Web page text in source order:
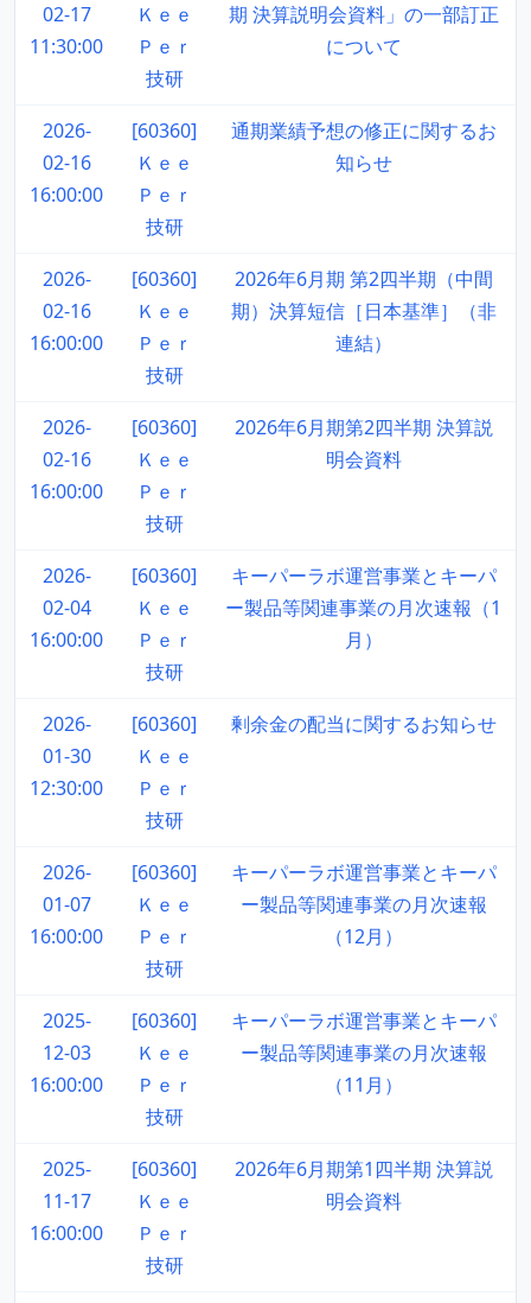
02-17
11:30:00
Ｋｅｅ
Ｐｅｒ
技研
期 決算説明会資料」の一部訂正
について
2026-
02-16
16:00:00
[60360]
Ｋｅｅ
Ｐｅｒ
技研
通期業績予想の修正に関するお
知らせ
2026-
02-16
16:00:00
[60360]
Ｋｅｅ
Ｐｅｒ
技研
2026年6月期 第2四半期（中間
期）決算短信［日本基準］（非
連結）
2026-
02-16
16:00:00
[60360]
Ｋｅｅ
Ｐｅｒ
技研
2026年6月期第2四半期 決算説
明会資料
2026-
02-04
16:00:00
[60360]
Ｋｅｅ
Ｐｅｒ
技研
キーパーラボ運営事業とキーパ
ー製品等関連事業の月次速報（1
月）
2026-
01-30
12:30:00
[60360]
Ｋｅｅ
Ｐｅｒ
技研
剰余金の配当に関するお知らせ
2026-
01-07
16:00:00
[60360]
Ｋｅｅ
Ｐｅｒ
技研
キーパーラボ運営事業とキーパ
ー製品等関連事業の月次速報
（12月）
2025-
12-03
16:00:00
[60360]
Ｋｅｅ
Ｐｅｒ
技研
キーパーラボ運営事業とキーパ
ー製品等関連事業の月次速報
（11月）
2025-
11-17
16:00:00
[60360]
Ｋｅｅ
Ｐｅｒ
技研
2026年6月期第1四半期 決算説
明会資料